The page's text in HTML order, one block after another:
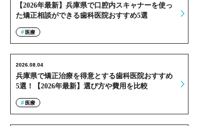
【2026年最新】兵庫県で口腔内スキャナーを使っ
た矯正相談ができる歯科医院おすすめ5選
医療
兵庫県で矯正治療を得意とする歯科医院おすすめ
5選！【2026年最新】選び方や費用を比較
2026.08.04
医療